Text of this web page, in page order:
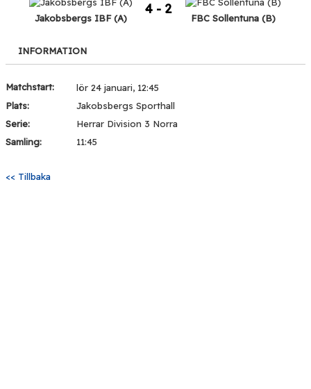
TRUPPENJakobsbergs IBF (A)
4 - 2
FBC Sollentuna (B)
INFORMATION
Matchstart:
lör 24 januari, 12:45
Plats:
Jakobsbergs Sporthall
Serie:
Herrar Division 3 Norra
Samling:
11:45
<< Tillbaka